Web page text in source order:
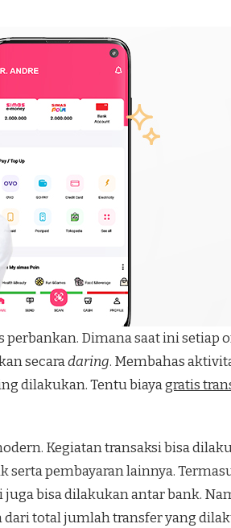
Dimana saat ini setiap
secaradaring. Membahas
dilakukan. Tentu biayagratis
Kegiatan transaksi bisa
serta pembayaran lainnya.
bisa dilakukan antar bank.
dari total jumlah transfer yang